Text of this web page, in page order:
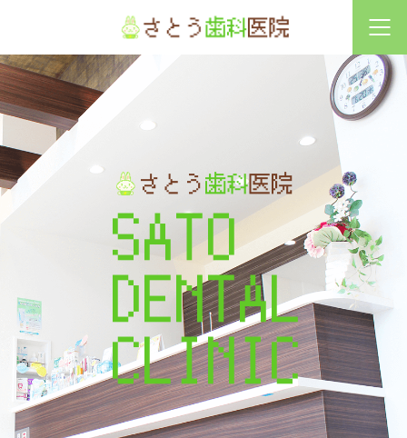
SATO
DENTAL
CLINIC
診療時間 土 日祝
9:30〜13:00 ◎ ×
14:30〜19:00
◎土曜は9:30〜13:00,14:00〜17:30 ／ 休診日：水曜・日曜・祝祭日